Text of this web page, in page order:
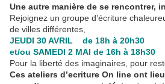
Une autre manière de se rencontrer,
Rejoignez un groupe d’écriture
de villes différentes,
JEUDI 30 AVRIL de 18h à 20h30
et/ou SAMEDI 2 MAI de 16h à 18h30
Pour la liberté des imaginaires, pour
Ces ateliers d’ecriture On line ont